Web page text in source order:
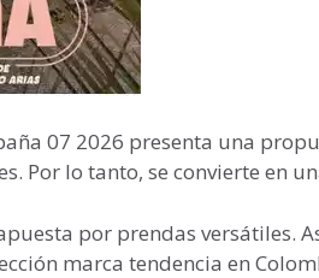
07 2026 presenta una
Por lo tanto, se convierte en
por prendas versátiles.
marca tendencia en